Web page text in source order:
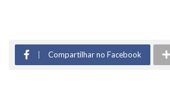
Compartilhar no Facebook